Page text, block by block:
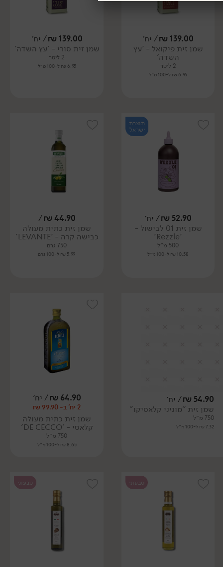
139.00
₪/ יח׳
שמן זית פיקואל - 'עץ
השדה'
2 ליטר
6.95 ₪ ל-100 מ״ל
139.00
₪/ יח׳
שמן זית סורי - 'עץ השדה'
2 ליטר
6.95 ₪ ל-100 מ״ל
תוצרת
ישראל
52.90
₪/ יח׳
שמן זית 01 לבישול -
'Rezzle'
500 מ״ל
10.58 ₪ ל-100 מ״ל
44.90
₪
/
שמן זית כתית מעולה
כבישה קרה - 'LEVANTE'
750 גרם
5.99 ₪ ל-100 גרם
54.90
₪/ יח׳
שמן זית "מוניני קלאסיקו"
750 מ״ל
7.32 ₪ ל-100 מ״ל
64.90
₪/ יח׳
2 יח' ב- 99.90 ₪
שמן זית כתית מעולה
קלאסי - 'DE CECCO'
750 מ״ל
8.65 ₪ ל-100 מ״ל
טבעוני טבעוני